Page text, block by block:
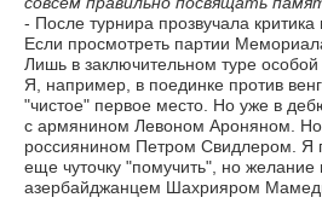
- После турнира прозвучала
Если просмотреть партии
Лишь в заключительном туре
Я, например, в поединке против
"чистое" первое место. Но уже в
с армянином Левоном Ароняном. Но
россиянином Петром Свидлером. Я
еще чуточку "помучить", но
азербайджанцем Шахрияром